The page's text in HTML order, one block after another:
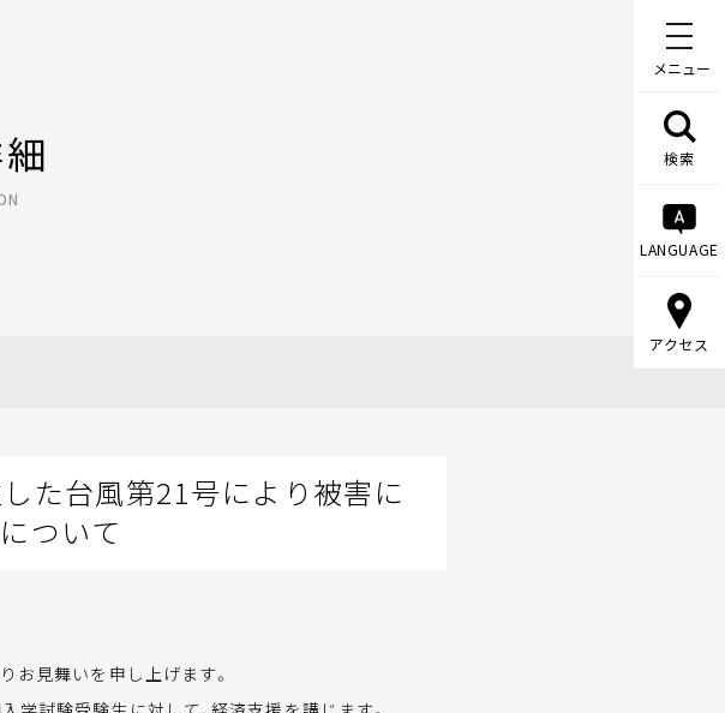
メニュー
検索
LANGUAGE
アクセス
した台風第21号により被害に
ついて
お見舞いを申し上げます。